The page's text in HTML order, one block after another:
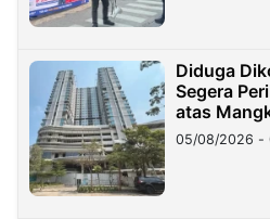
Diduga
Segera
atas
05/08/2026 -